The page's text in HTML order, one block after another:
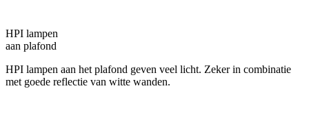
HPI lampen
aan plafond
HPI lampen aan het plafond geven veel licht. Zeker in combinatie
met goede reflectie van witte wanden.